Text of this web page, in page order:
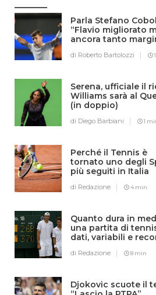
Parla Stefano
“Flavio migliorato
ancora tanto
di Roberto Bartolozzi
Serena, ufficiale il
Williams sarà al
(in doppio)
di Diego Barbiani 1
Perché il Tennis è
tornato uno degli
più seguiti in Italia
di Redazione 4 min
Quanto dura in
una partita di
dati, variabili e
di Redazione 8 min
Djokovic scuote il